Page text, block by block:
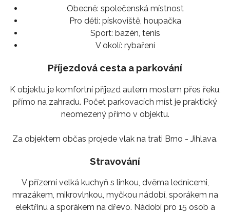
Obecně: společenská místnost
Pro děti: pískoviště, houpačka
Sport: bazén, tenis
V okolí: rybaření
Příjezdová cesta a parkování
K objektu je komfortní příjezd autem mostem přes řeku,
přímo na zahradu. Počet parkovacích míst je praktický
neomezený přímo v objektu.
Za objektem občas projede vlak na trati Brno - Jihlava.
Stravování
V přízemí velká kuchyň s linkou, dvěma lednicemi,
mrazákem, mikrovlnkou, myčkou nádobí, sporákem na
elektřinu a sporákem na dřevo. Nádobí pro 15 osob a